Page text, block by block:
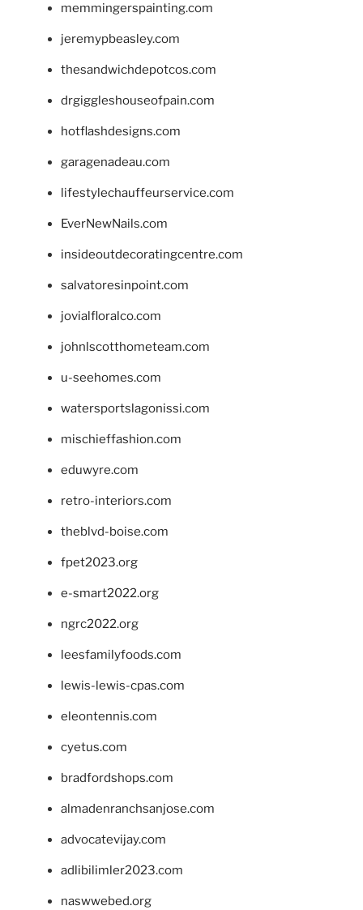
memmingerspainting.com
jeremypbeasley.com
thesandwichdepotcos.com
drgiggleshouseofpain.com
hotflashdesigns.com
garagenadeau.com
lifestylechauffeurservice.com
EverNewNails.com
insideoutdecoratingcentre.com
salvatoresinpoint.com
jovialfloralco.com
johnlscotthometeam.com
u-seehomes.com
watersportslagonissi.com
mischieffashion.com
eduwyre.com
retro-interiors.com
theblvd-boise.com
fpet2023.org
e-smart2022.org
ngrc2022.org
leesfamilyfoods.com
lewis-lewis-cpas.com
eleontennis.com
cyetus.com
bradfordshops.com
almadenranchsanjose.com
advocatevijay.com
adlibilimler2023.com
naswwebed.org